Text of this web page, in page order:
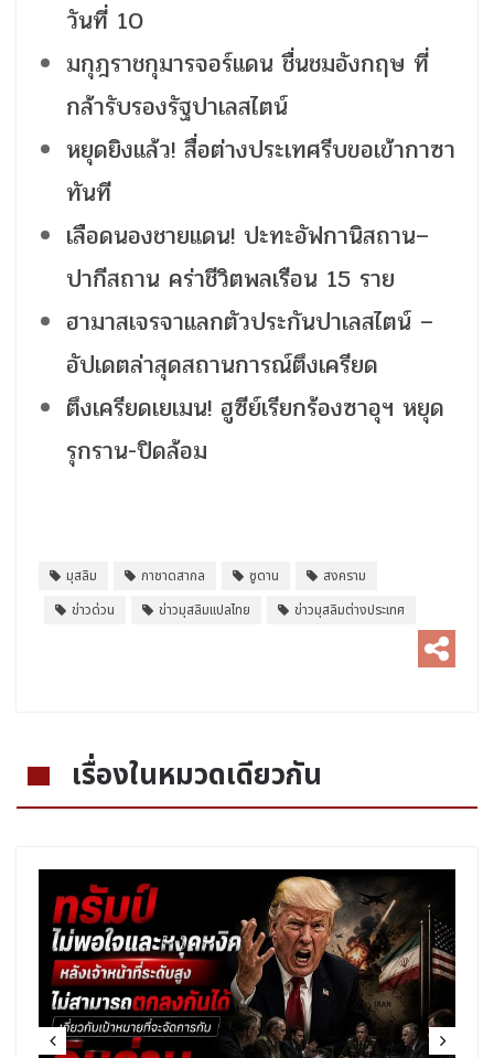
วันที่ 10
มกุฎราชกุมารจอร์แดน ชื่นชมอังกฤษ ที่
กล้ารับรองรัฐปาเลสไตน์
หยุดยิงแล้ว! สื่อต่างประเทศรีบขอเข้ากาซา
ทันที
เลือดนองชายแดน! ปะทะอัฟกานิสถาน–
ปากีสถาน คร่าชีวิตพลเรือน 15 ราย
ฮามาสเจรจาแลกตัวประกันปาเลสไตน์ –
อัปเดตล่าสุดสถานการณ์ตึงเครียด
ตึงเครียดเยเมน! ฮูซีย์เรียกร้องซาอุฯ หยุด
รุกราน-ปิดล้อม
มุสลิม กาชาดสากล ซูดาน
สงคราม
ข่าวด่วน
ข่าวมุสลิมแปลไทย ข่าวมุสลิมต่างประเทศ
เรื่องในหมวดเดียวกัน